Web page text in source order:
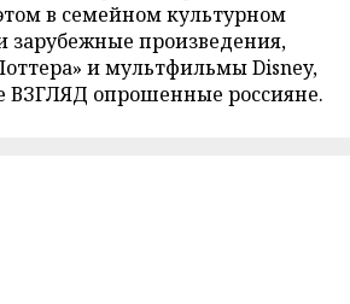
в семейном культурном
зарубежные произведения,
и мультфильмы Disney,
ВЗГЛЯД опрошенные россияне.